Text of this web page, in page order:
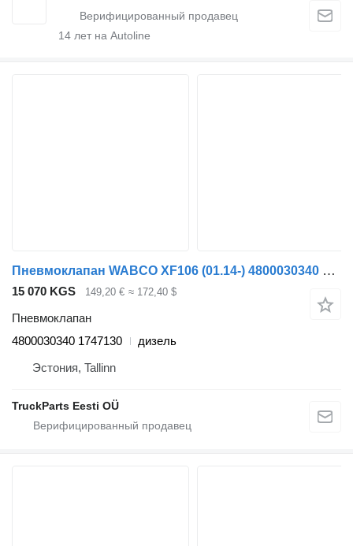
14 лет на Autoline
Пневмоклапан WABCO XF106 (01.14-) 4800030340 для тягача DAF XF106 (2014-)
15 070 KGS 149,20 € ≈ 172,40 $
Пневмоклапан
4800030340 1747130
дизель
Эстония, Tallinn
TruckParts Eesti OÜ